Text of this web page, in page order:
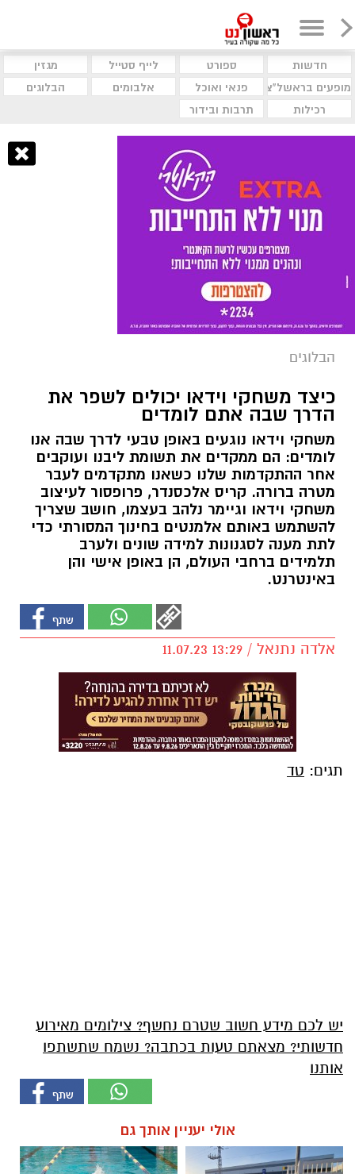
חדשות ספורט לייף סטייל
מגזין
מופעים בראשל"צ
פנאי ואוכל אלבומים
הבלוגים
רכילות
תרבות ובידור
הבלוגים
כיצד משחקי וידאו יכולים לשפר את
הדרך שבה אתם לומדים
משחקי וידאו נוגעים באופן טבעי לדרך שבה אנו
לומדים: הם ממקדים את תשומת ליבנו ועוקבים
אחר ההתקדמות שלנו כשאנו מתקדמים לעבר
מטרה ברורה. קריס אלכסנדר, פרופסור לעיצוב
משחקי וידאו וגיימר נלהב בעצמו, חושב שצריך
להשתמש באותם אלמנטים בחינוך המסורתי כדי
לתת מענה לסגנונות למידה שונים ולערב
תלמידים ברחבי העולם, הן באופן אישי והן
באינטרנט.
אלדה נתנאל / 13:29 11.07.23
תגים: טד
יש לכם מידע חשוב שטרם נחשף? צילומים מאירוע
חדשותי? מצאתם טעות בכתבה? נשמח שתשתפו
אותנו
אולי יעניין אותך גם